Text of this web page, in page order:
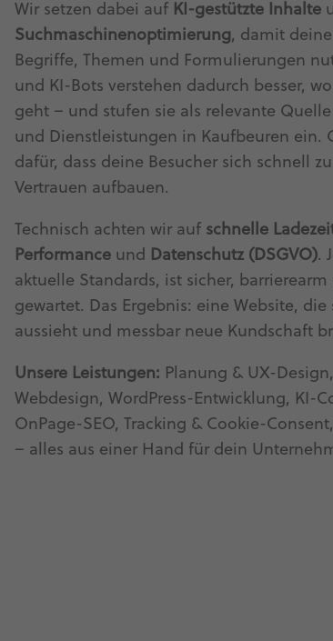
Wir setzen dabei auf KI-gestützte Inhalte
Suchmaschinenoptimierung, damit
Begriffe, Themen und Formulierungen
und KI-Bots verstehen dadurch besser,
geht – und stufen sie als relevante
und Dienstleistungen in Kaufbeuren ein.
dafür, dass deine Besucher sich schnell
Vertrauen aufbauen.
Technisch achten wir auf schnelle
Performance und Datenschutz (DSGVO).
aktuelle Standards, ist sicher,
gewartet. Das Ergebnis: eine Website,
aussieht und messbar neue Kundschaft
Unsere Leistungen: Planung & UX-
Webdesign, WordPress-Entwicklung, KI-
OnPage-SEO, Tracking & Cookie-
– alles aus einer Hand für dein